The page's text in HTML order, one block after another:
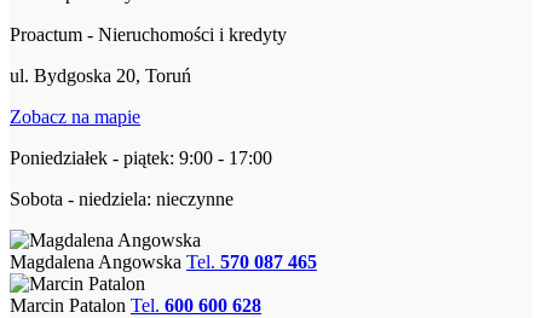
Proactum - Nieruchomości i kredyty
ul. Bydgoska 20, Toruń
Zobacz na mapie
Poniedziałek - piątek: 9:00 - 17:00
Sobota - niedziela: nieczynne
Magdalena Angowska Tel. 570 087 465
Marcin Patalon Tel. 600 600 628